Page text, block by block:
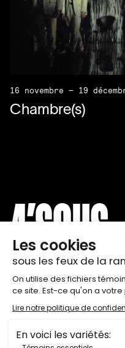
16 novembre — 19
Chambre(s)
THÉÂTRE DE QUAT’SOUS
100, AVENUE DES PINS EST,